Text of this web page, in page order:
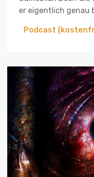
er eigentlich genau
Podcast